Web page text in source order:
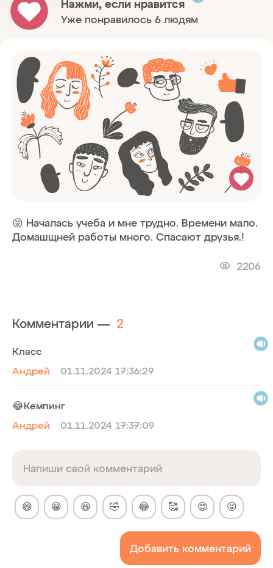
😝 Началась учеба и мне трудно. Времени мало.
Домашщней работы много. Спасают друзья.!
2206
Комментарии — 2
Класс
Андрей
01.11.2024 17:36:29
😂Кемпинг
Андрей
01.11.2024 17:37:09
😄 😁 😆 🤣 😂 🥰 😍 😝
Добавить комментарий
Нажми, если нравится
Уже понравилось 6 людям